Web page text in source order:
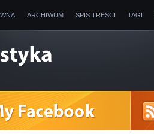
ARCHIWUM SPIS TREŚCI TAGI